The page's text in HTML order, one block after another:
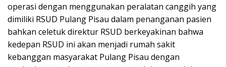
operasi dengan menggunakan peralatan canggih yang
dimiliki RSUD Pulang Pisau dalam penanganan pasien
bahkan celetuk direktur RSUD berkeyakinan bahwa
kedepan RSUD ini akan menjadi rumah sakit
kebanggan masyarakat Pulang Pisau dengan